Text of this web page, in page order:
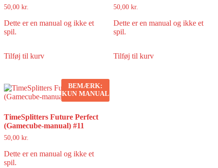
50,00 kr.
Dette er en manual og ikke et
spil.
Tilføj til kurv
50,00 kr.
Dette er en manual og ikke et
spil.
Tilføj til kurv
BEMÆRK:
KUN MANUAL
TimeSplitters Future Perfect
(Gamecube-manual) #11
50,00 kr.
Dette er en manual og ikke et
spil.